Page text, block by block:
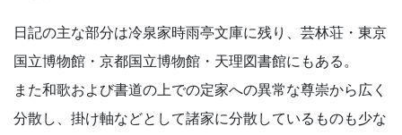
日記の主な部分は冷泉家時雨亭文庫に残り、芸林荘・東京
国立博物館・京都国立博物館・天理図書館にもある。
また和歌および書道の上での定家への異常な尊崇から広く
分散し、掛け軸などとして諸家に分散しているものも少な